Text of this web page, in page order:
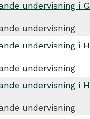
undervisning i
undervisning
undervisning i
undervisning
undervisning i
undervisning